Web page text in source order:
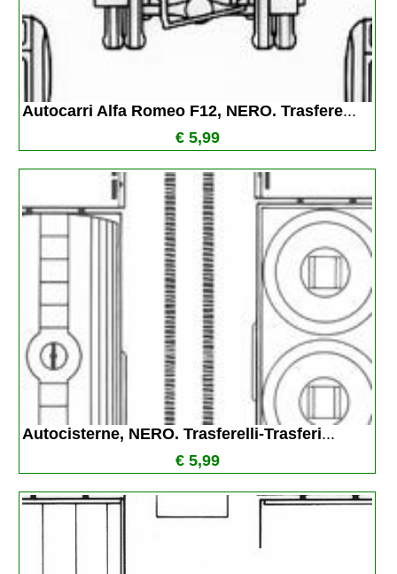
Autocarri Alfa Romeo F12, NERO. Trasfere...
€ 5,99
Autocisterne, NERO. Trasferelli-Trasferi...
€ 5,99